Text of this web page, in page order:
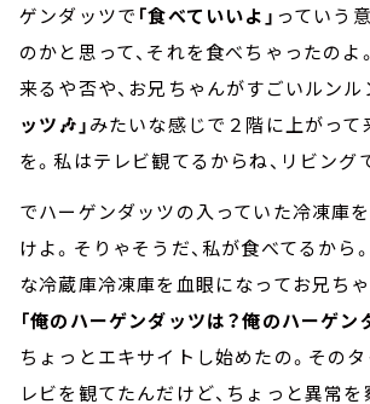
ゲンダッツで 「食べていいよ」 っていう
のかと思って、それを食べちゃったのよ
来るや否や、お兄ちゃんがすごいルンル
ッツ🎶」みたいな感じで２階に上がって
を。私はテレビ観てるからね、リビング
でハーゲンダッツの入っていた冷凍庫
けよ。そりゃそうだ、私が食べてるから
な冷蔵庫冷凍庫を血眼になってお兄ち
「俺のハーゲンダッツは？俺のハーゲン
ちょっとエキサイトし始めたの。そのタ
レビを観てたんだけど、ちょっと異常